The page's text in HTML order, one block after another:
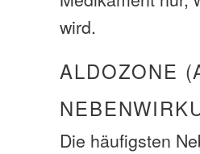
wird.
ALDOZONE
Die häufigsten